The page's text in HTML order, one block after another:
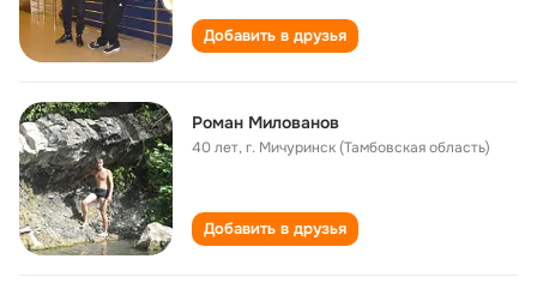
Добавить в друзья
Роман Милованов
40 лет,г. Мичуринск (Тамбовская область)
Добавить в друзья